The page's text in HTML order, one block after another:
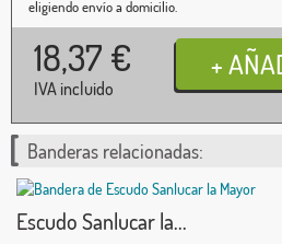
eligiendo envío a domicilio.
18,37 €
IVA incluido
Banderas relacionadas:
Escudo Sanlucar la...